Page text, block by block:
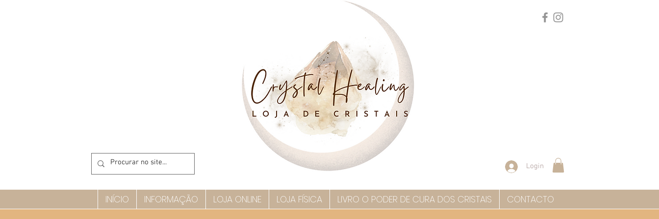
Login
INÍCIO INFORMAÇÃO LOJA ONLINE LOJA FÍSICA LIVRO O PODER DE CURA DOS CRISTAIS CONTACTO